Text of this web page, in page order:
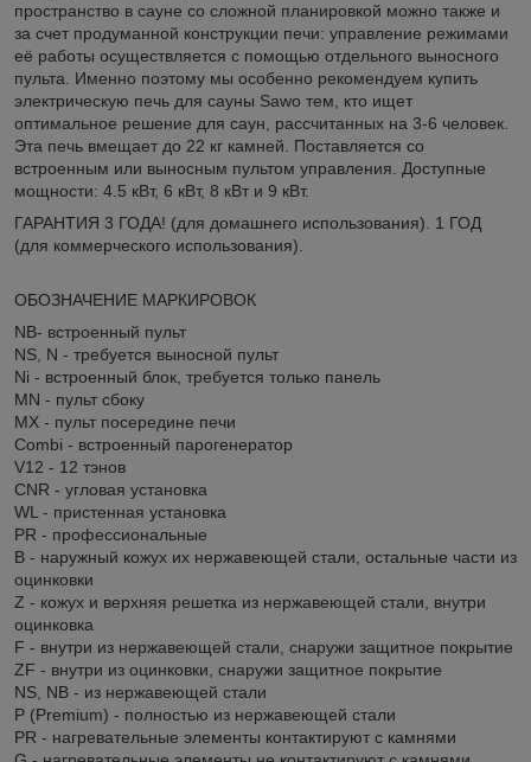
пространство в сауне со сложной планировкой можно также и
за счет продуманной конструкции печи: управление режимами
её работы осуществляется с помощью отдельного выносного
пульта. Именно поэтому мы особенно рекомендуем купить
электрическую печь для сауны Sawo тем, кто ищет
оптимальное решение для саун, рассчитанных на 3-6 человек.
Эта печь вмещает до 22 кг камней. Поставляется со
встроенным или выносным пультом управления. Доступные
мощности: 4.5 кВт, 6 кВт, 8 кВт и 9 кВт.
ГАРАНТИЯ 3 ГОДА! (для домашнего использования). 1 ГОД
(для коммерческого использования).
ОБОЗНАЧЕНИЕ МАРКИРОВОК
NB- встроенный пульт
NS, N - требуется выносной пульт
Ni - встроенный блок, требуется только панель
MN - пульт сбоку
MX - пульт посередине печи
Combi - встроенный парогенератор
V12 - 12 тэнов
CNR - угловая установка
WL - пристенная установка
PR - профессиональные
В - наружный кожух их нержавеющей стали, остальные части из
оцинковки
Z - кожух и верхняя решетка из нержавеющей стали, внутри
оцинковка
F - внутри из нержавеющей стали, снаружи защитное покрытие
ZF - внутри из оцинковки, снаружи защитное покрытие
NS, NB - из нержавеющей стали
P (Premium) - полностью из нержавеющей стали
PR - нагревательные элементы контактируют с камнями